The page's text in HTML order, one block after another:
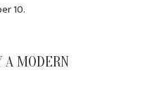
10.
A MODERN